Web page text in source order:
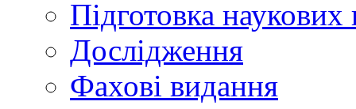
Підготовка наукових
Дослідження
Фахові видання